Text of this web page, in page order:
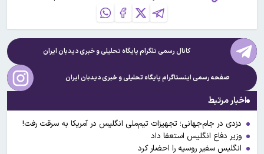
کانال رسمی تلگرام پایگاه تحلیلی و خبریدیدبان ایران
صفحه رسمی اینستاگرام پایگاه تحلیلی و خبریدیدبان ایران
اخبار مرتبط
دزدی در جام‌جهانی؛ تجهیزات تیم‌ملی انگلیس در آمریکا به سرقت رفت!
وزیر دفاع انگلیس استعفا داد
انگلیس سفیر روسیه را احضار کرد